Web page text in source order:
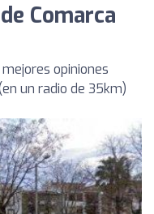
Comarca
opiniones
un radio de 35km)